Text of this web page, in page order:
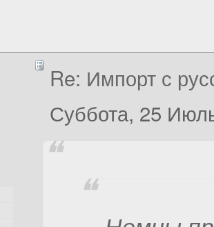
Re: Импорт с
Суббота, 25